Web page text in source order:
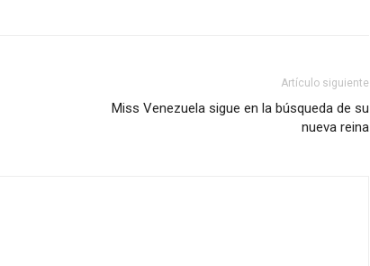
Artículo siguiente
Miss Venezuela sigue en la búsqueda de su
nueva reina